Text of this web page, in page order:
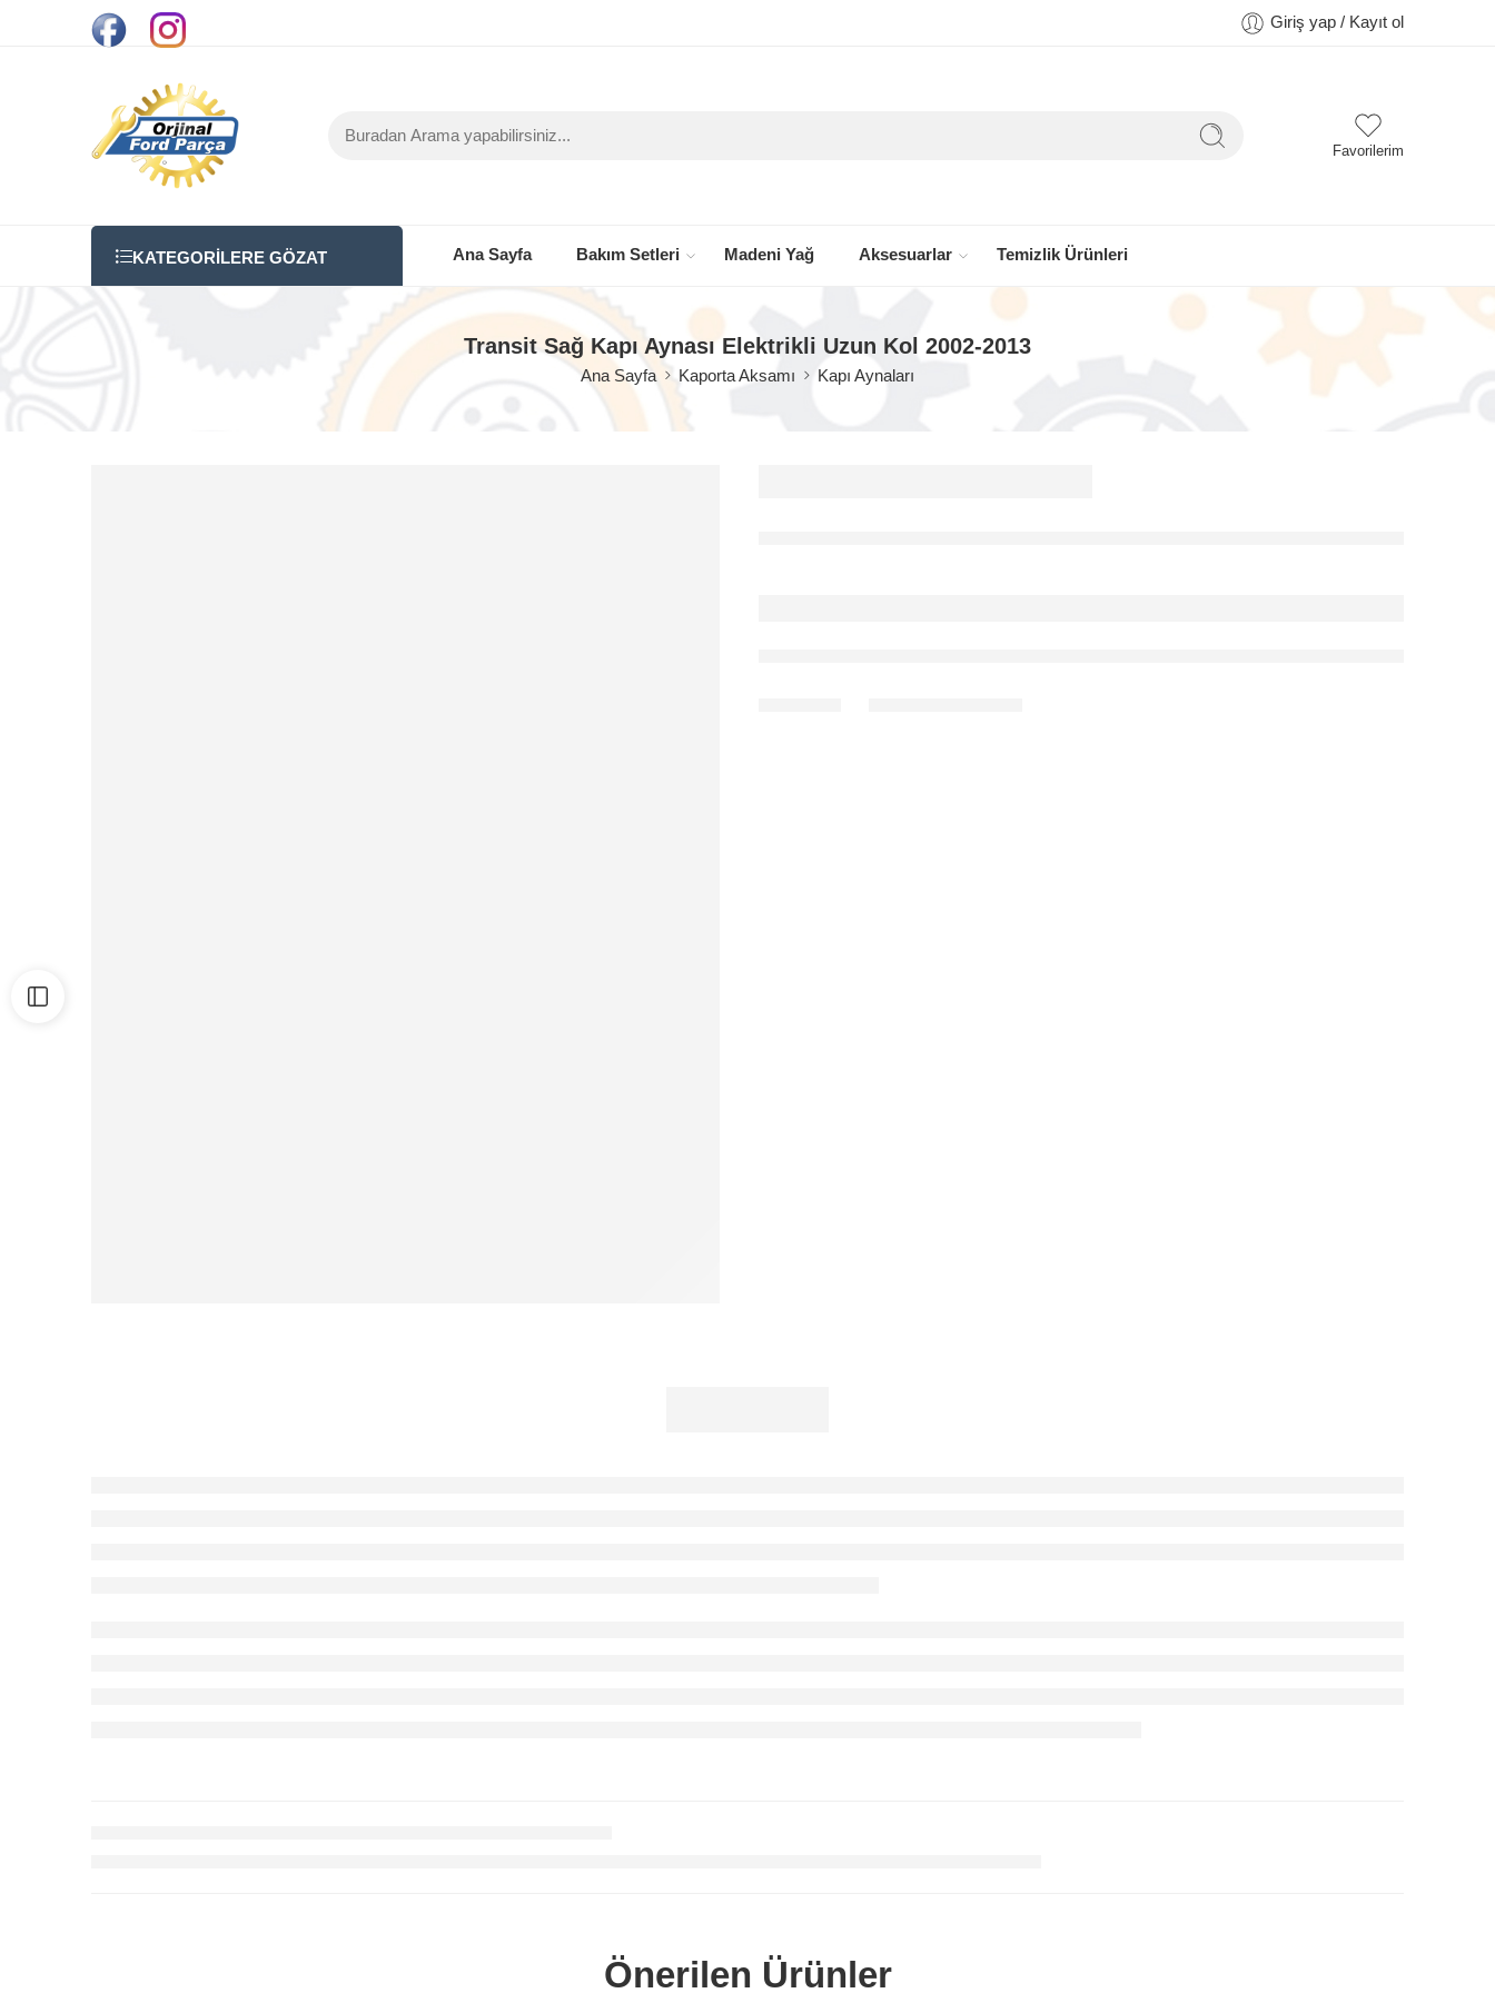
Giriş yap / Kayıt ol
Favorilerim
KATEGORILERE GÖZAT Ana Sayfa Bakım Setleri Madeni Yağ Aksesuarlar Temizlik Ürünleri
Transit Sağ Kapı Aynası Elektrikli Uzun Kol 2002-2013
Ana Sayfa Kaporta Aksamı Kapı Aynaları
Önerilen Ürünler